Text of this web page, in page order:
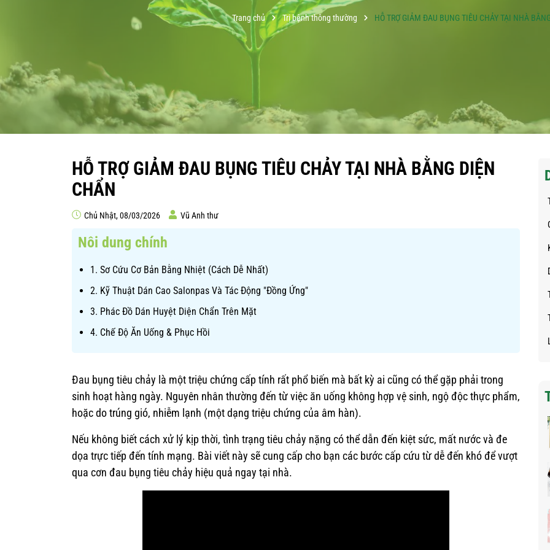
Trang chủ Trị bệnh thông thường HỖ TRỢ GIẢM ĐAU BỤNG TIÊU CHẢY TẠI NHÀ
HỖ TRỢ GIẢM ĐAU BỤNG TIÊU CHẢY TẠI NHÀ BẰNG DIỆN
CHẨN
Chủ Nhật, 08/03/2026 Vũ Anh thư
Nôi dung chính
1. Sơ Cứu Cơ Bản Bằng Nhiệt (Cách Dễ Nhất)
2. Kỹ Thuật Dán Cao Salonpas Và Tác Động "Đồng Ứng"
3. Phác Đồ Dán Huyệt Diện Chẩn Trên Mặt
4. Chế Độ Ăn Uống & Phục Hồi
Đau bụng tiêu chảy là một triệu chứng cấp tính rất phổ biến mà bất kỳ ai cũng có thể gặp phải trong
sinh hoạt hàng ngày. Nguyên nhân thường đến từ việc ăn uống không hợp vệ sinh, ngộ độc thực phẩm,
hoặc do trúng gió, nhiễm lạnh (một dạng triệu chứng của âm hàn).
Nếu không biết cách xử lý kịp thời, tình trạng tiêu chảy nặng có thể dẫn đến kiệt sức, mất nước và đe
dọa trực tiếp đến tính mạng. Bài viết này sẽ cung cấp cho bạn các bước cấp cứu từ dễ đến khó để vượt
qua cơn đau bụng tiêu chảy hiệu quả ngay tại nhà.